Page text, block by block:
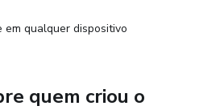
em qualquer dispositivo
quem criou o